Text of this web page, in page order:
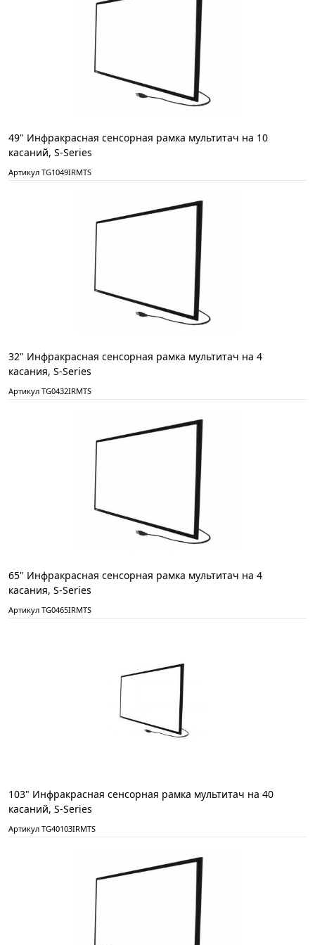
49" Инфракрасная сенсорная рамка мультитач на 10
касаний, S-Series
Артикул TG1049IRMTS
32" Инфракрасная сенсорная рамка мультитач на 4
касания, S-Series
Артикул TG0432IRMTS
65" Инфракрасная сенсорная рамка мультитач на 4
касания, S-Series
Артикул TG0465IRMTS
103" Инфракрасная сенсорная рамка мультитач на 40
касаний, S-Series
Артикул TG40103IRMTS